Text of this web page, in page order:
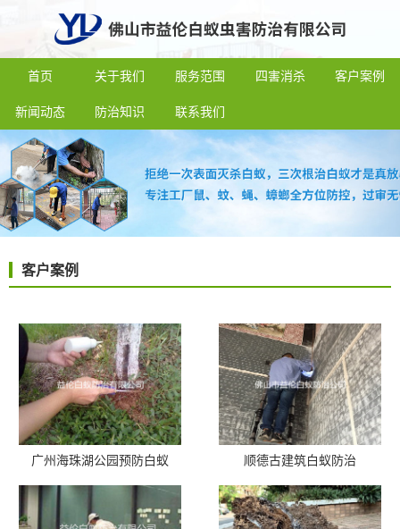
首页 关于我们 服务范围 四害消杀 客户案例
新闻动态 防治知识 联系我们
客户案例
广州海珠湖公园预防白蚁 顺德古建筑白蚁防治